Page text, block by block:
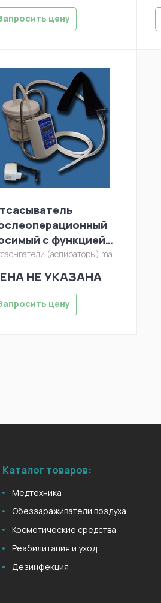
цену
c функцией
легкого
Н ПРО1
(аспираторы) manager/otsasyvatel/pro16.jpg
НЕ УКАЗАНА
цену
Каталог товаров:
Медтехника
Обеззараживатели воздуха
Косметические средства
Реабилитация и уход
Дезинфекция